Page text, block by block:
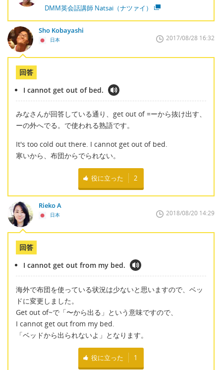
DMM英会話講師 Natsai（ナツァイ）
Sho Kobayashi
日本 2017/08/28 16:32
回答
I cannot get out of bed.
みなさんが回答している通り、get out of =ーから抜け出す、
ーの外へでる。で使われる熟語です。
It's too cold out there. I cannot get out of bed.
寒いから、布団からでられない。
役に立った 2
Rieko A
日本 2018/08/20 14:29
回答
I cannot get out from my bed.
海外で布団を使っている状況は少ないと思いますので、ベッ
ドに変更しました。
Get out of~で「〜から出る」という意味ですので、
I cannot get out from my bed.
「ベッドから出られないよ」となります。
役に立った 1